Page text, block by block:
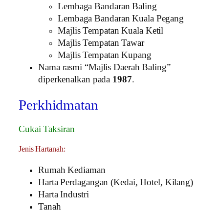
Lembaga Bandaran Baling
Lembaga Bandaran Kuala Pegang
Majlis Tempatan Kuala Ketil
Majlis Tempatan Tawar
Majlis Tempatan Kupang
Nama rasmi “Majlis Daerah Baling”
diperkenalkan pada 1987.
Perkhidmatan
Cukai Taksiran
Jenis Hartanah:
Rumah Kediaman
Harta Perdagangan (Kedai, Hotel, Kilang)
Harta Industri
Tanah